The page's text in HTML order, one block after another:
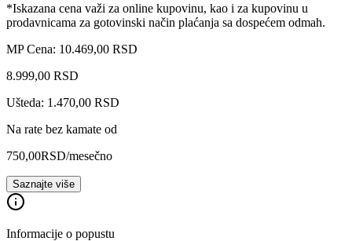
*Iskazana cena važi za online kupovinu, kao i za kupovinu u
prodavnicama za gotovinski način plaćanja sa dospećem odmah.
MP Cena: 10.469,00 RSD
8.999,00 RSD
Ušteda: 1.470,00 RSD
Na rate bez kamate od
750,00RSD/mesečno
Saznajte više
Informacije o popustu